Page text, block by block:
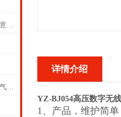
全智能无线核相器使用时四大注意事项
数字高压无线核相器由两个在电气上互不相连的发射器和接收器组成
详情介绍
YZ-BJ054高压数字无
1、产品，维护简单